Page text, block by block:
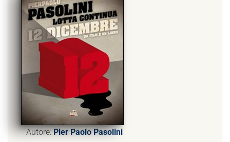
Autore:Pier Paolo Pasolini